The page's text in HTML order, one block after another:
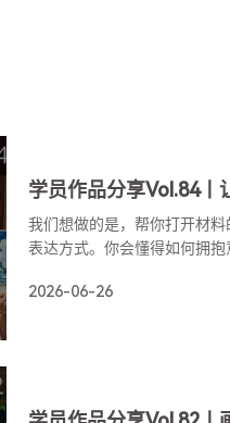
我们想做的是，帮你打开材
表达方式。你会懂得如何拥
2026-06-26